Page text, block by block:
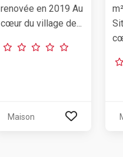
renovée en 2019 Au
cœur du village de...
Maison